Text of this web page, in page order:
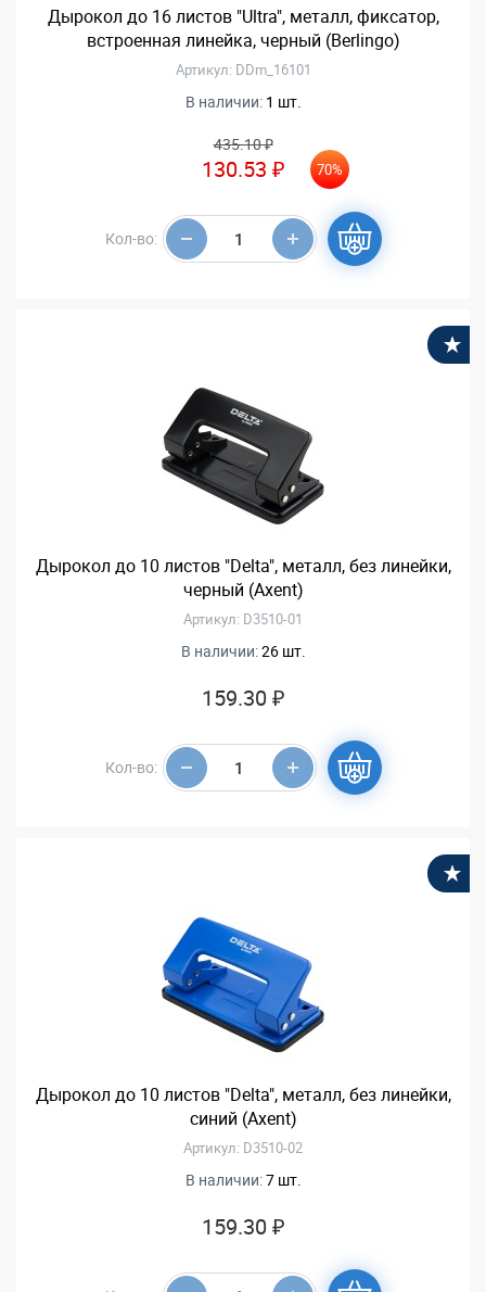
Дырокол до 16 листов "Ultra", металл, фиксатор,
встроенная линейка, черный (Berlingo)
Артикул: DDm_16101
В наличии: 1 шт.
435.10 ₽
130.53 ₽ 70%
Кол-во:
Дырокол до 10 листов "Delta", металл, без линейки,
черный (Axent)
Артикул: D3510-01
В наличии:26 шт.
159.30 ₽
Кол-во:
Дырокол до 10 листов "Delta", металл, без линейки,
синий (Axent)
Артикул: D3510-02
В наличии:7 шт.
159.30 ₽